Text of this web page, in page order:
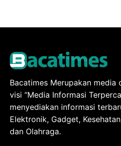
Bacatimes Merupakan media
visi “Media Informasi
menyediakan informasi
Elektronik, Gadget,
dan Olahraga.